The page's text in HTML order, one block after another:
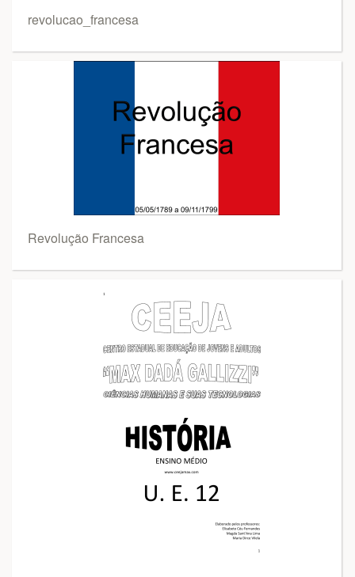
revolucao_francesa
Revolução Francesa